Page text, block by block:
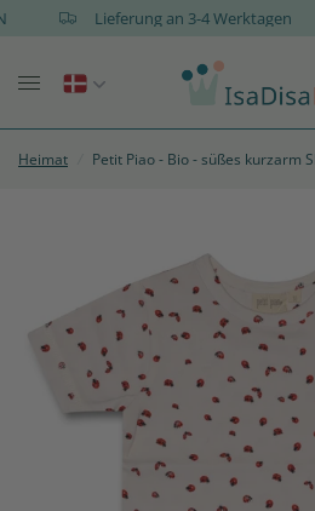
Lieferung an 3-4 Werktagen
Heimat Petit Piao - Bio - süßes kurzarm